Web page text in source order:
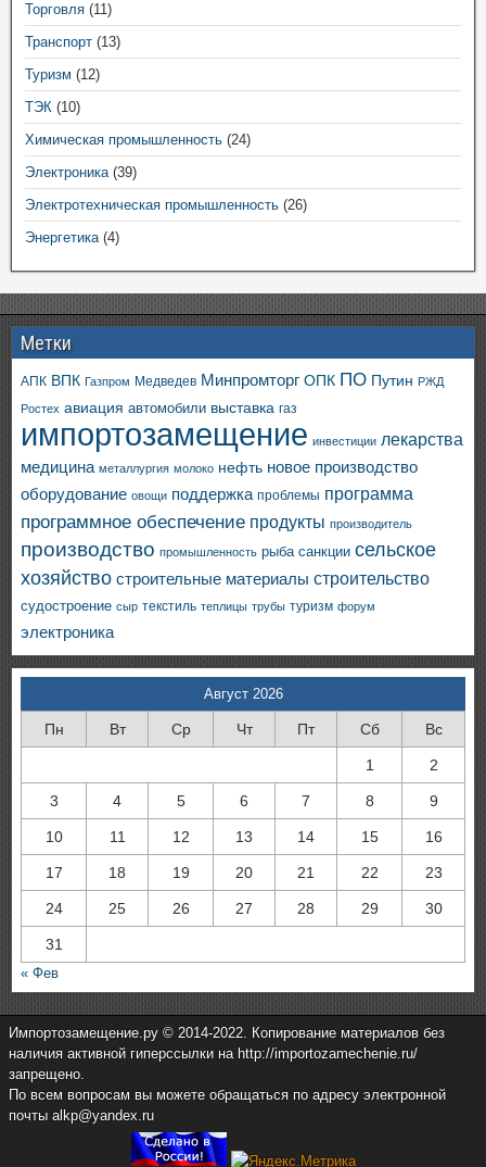
Торговля (11)
Транспорт (13)
Туризм (12)
ТЭК (10)
Химическая промышленность (24)
Электроника(39)
Электротехническая промышленность (26)
Энергетика(4)
Метки
АПК ВПК Газпром Медведев Минпромторг ОПК ПО Путин РЖД
Ростех авиация автомобили выставка газ
импортозамещение инвестиции лекарства
медицина металлургия молоко нефть новое производство
оборудование овощи поддержка проблемы программа
программное обеспечение продукты производитель
производство промышленность рыба санкции сельское
хозяйство строительные материалы строительство
судостроение сыр текстиль теплицы трубы туризм форум
электроника
Август 2026
Пн Вт Ср Чт Пт Сб Вс
1 2
3 4 5 6 7 8 9
10 11 12 13 14 15 16
17 18 19 20 21 22 23
24 25 26 27 28 29 30
31
« Фев
Импортозамещение.ру © 2014-2022. Копирование материалов без
наличия активной гиперссылки на http://importozamechenie.ru/
запрещено.
По всем вопросам вы можете обращаться по адресу электронной
почты alkp@yandex.ru